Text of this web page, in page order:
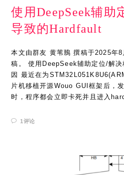
使用DeepSeek辅助
导致的Hardfault
本文由群友 黄苇鳽 撰稿于2025年
稿。 使用DeepSeek辅助定位/解
因 最近在为
片机移植开源Wouo GUI框架后，
时，程序都会立即卡死并且进入
1评论